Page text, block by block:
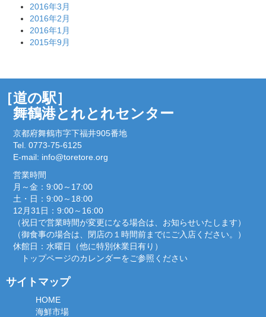
2016年3月
2016年2月
2016年1月
2015年9月
道の駅］
舞鶴港とれとれセンター
京都府舞鶴市字下福井905番地
Tel. 0773-75-6125
E-mail: info@toretore.org
営業時間
月～金：9:00～17:00
土・日：9:00～18:00
12月31日：9:00～16:00
（祝日で営業時間が変更になる場合は、お知らせいたします）
（御食事の場合は、閉店の１時間前までにご入店ください。）
休館日：水曜日（他に特別休業日有り）
トップページのカレンダーをご参照ください
サイトマップ
HOME
海鮮市場